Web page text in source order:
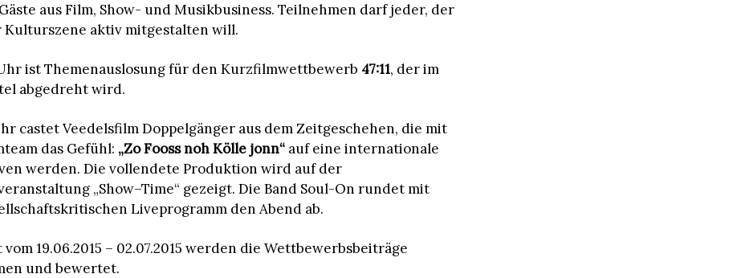
aus Film, Show- und Musikbusiness. Teilnehmen darf jeder, der
Kulturszene aktiv mitgestalten will.
ist Themenauslosung für den Kurzfilmwettbewerb 47:11, der im
abgedreht wird.
castet Veedelsfilm Doppelgänger aus dem Zeitgeschehen, die mit
das Gefühl: „Zo Fooss noh Kölle jonn“ auf eine internationale
werden. Die vollendete Produktion wird auf der
„Show–Time“ gezeigt. Die Band Soul-On rundet mit
Liveprogramm den Abend ab.
19.06.2015 – 02.07.2015 werden die Wettbewerbsbeiträge
und bewertet.